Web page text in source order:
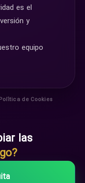
es el
y
equipo
de Cookies
las